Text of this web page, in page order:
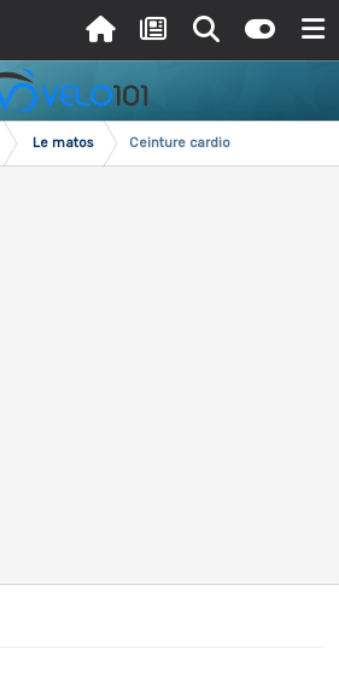
Le matos Ceinture cardio